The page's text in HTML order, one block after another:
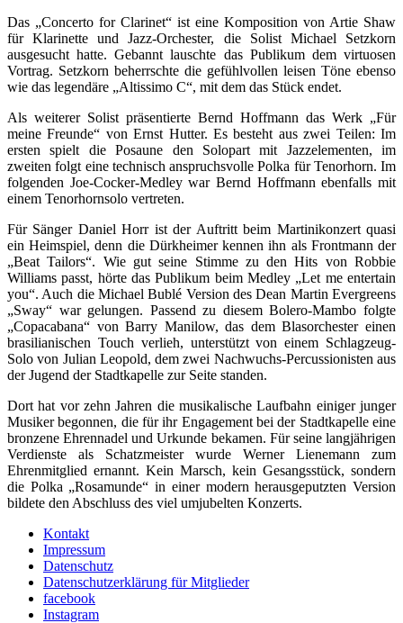
Das „Concerto for Clarinet“ ist eine Komposition von Artie Shaw
für Klarinette und Jazz-Orchester, die Solist Michael Setzkorn
ausgesucht hatte. Gebannt lauschte das Publikum dem virtuosen
Vortrag. Setzkorn beherrschte die gefühlvollen leisen Töne ebenso
wie das legendäre „Altissimo C“, mit dem das Stück endet.
Als weiterer Solist präsentierte Bernd Hoffmann das Werk „Für
meine Freunde“ von Ernst Hutter. Es besteht aus zwei Teilen: Im
ersten spielt die Posaune den Solopart mit Jazzelementen, im
zweiten folgt eine technisch anspruchsvolle Polka für Tenorhorn. Im
folgenden Joe-Cocker-Medley war Bernd Hoffmann ebenfalls mit
einem Tenorhornsolo vertreten.
Für Sänger Daniel Horr ist der Auftritt beim Martinikonzert quasi
ein Heimspiel, denn die Dürkheimer kennen ihn als Frontmann der
„Beat Tailors“. Wie gut seine Stimme zu den Hits von Robbie
Williams passt, hörte das Publikum beim Medley „Let me entertain
you“. Auch die Michael Bublé Version des Dean Martin Evergreens
„Sway“ war gelungen. Passend zu diesem Bolero-Mambo folgte
„Copacabana“ von Barry Manilow, das dem Blasorchester einen
brasilianischen Touch verlieh, unterstützt von einem Schlagzeug-
Solo von Julian Leopold, dem zwei Nachwuchs-Percussionisten aus
der Jugend der Stadtkapelle zur Seite standen.
Dort hat vor zehn Jahren die musikalische Laufbahn einiger junger
Musiker begonnen, die für ihr Engagement bei der Stadtkapelle eine
bronzene Ehrennadel und Urkunde bekamen. Für seine langjährigen
Verdienste als Schatzmeister wurde Werner Lienemann zum
Ehrenmitglied ernannt. Kein Marsch, kein Gesangsstück, sondern
die Polka „Rosamunde“ in einer modern herausgeputzten Version
bildete den Abschluss des viel umjubelten Konzerts.
Kontakt
Impressum
Datenschutz
Datenschutzerklärung für Mitglieder
facebook
Instagram